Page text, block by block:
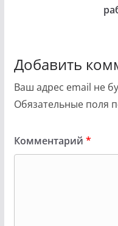
Добавить
Ваш адрес email не
Обязательные поля
Комментарий *